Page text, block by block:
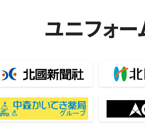
ユニフォ